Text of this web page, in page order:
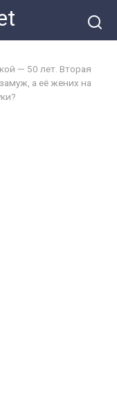
— 50 лет. Вторая
а её жених на